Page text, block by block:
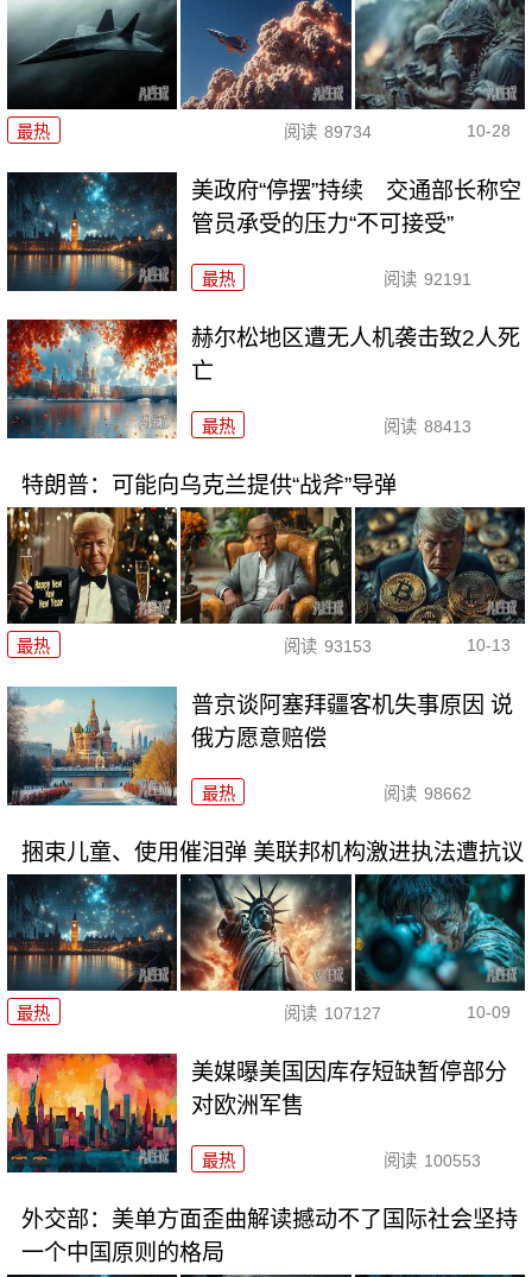
最热 阅读 89734 10-28
美政府“停摆”持续 交通部长称空
管员承受的压力“不可接受”
最热 阅读 92191
赫尔松地区遭无人机袭击致2人死
亡
最热 阅读 88413
特朗普：可能向乌克兰提供“战斧”导弹
最热 阅读 93153 10-13
普京谈阿塞拜疆客机失事原因 说
俄方愿意赔偿
最热 阅读 98662
捆束儿童、使用催泪弹 美联邦机构激进执法遭抗议
最热 阅读 107127 10-09
美媒曝美国因库存短缺暂停部分
对欧洲军售
最热 阅读 100553
外交部：美单方面歪曲解读撼动不了国际社会坚持
一个中国原则的格局